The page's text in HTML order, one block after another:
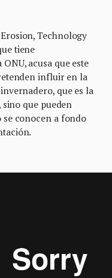
Technology
tiene
acusa que este
influir en la
que es la
que pueden
conocen a fondo